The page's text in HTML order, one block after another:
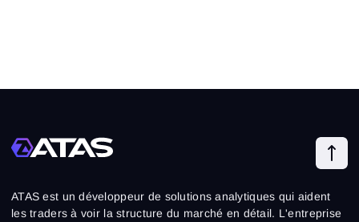
ATAS est un développeur de solutions analytiques qui aident
les traders à voir la structure du marché en détail. L'entreprise